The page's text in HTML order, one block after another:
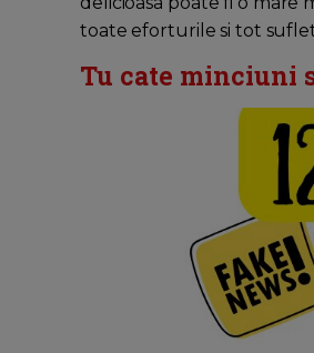
toate eforturile si tot
Tu cate minciuni